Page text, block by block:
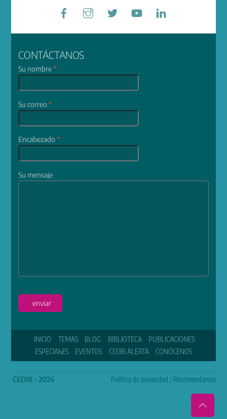
Facebook YouTube
CONTÁCTANOS
Su nombre*
Su correo*
Encabezado*
Su mensaje
enviar
INICIO TEMAS BLOG BIBLIOTECA
PUBLICACIONES
ESPECIALES
EVENTOS CEDIB ALERTA CONÓCENOS
CEDIB – 2026 Política de privacidad / Recomendamos